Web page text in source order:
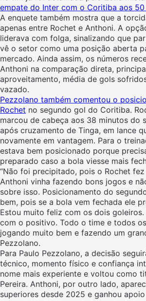
empate do Inter com o Coritiba aos
A enquete também mostra que a
apenas entre Rochet e Anthoni. A
liderava com folga, sinalizando que
vê o setor como uma posição aberta
mercado. Ainda assim, os números
Anthoni na comparação direta,
aproveitamento, média de gols
vazado.
Pezzolano também comentou o
Rochet no segundo gol do Coritiba.
marcou de cabeça aos 38 minutos do
após cruzamento de Tinga, em lance
novamente em vantagem. Para o
estava bem posicionado porque
preparado caso a bola viesse mais
“Não foi precipitado, pois o Rochet
Anthoni vinha fazendo bons jogos e
sobre isso. Posicionamento do
bem, pois se a bola vem fechada ele
Estou muito feliz com os dois
com o positivo. Todo o time e todos
jogando muito bem e fazendo um
Pezzolano.
Para Paulo Pezzolano, a decisão
técnico, momento físico e confiança
nome mais experiente e voltou como
Pereira. Anthoni, por outro lado,
superiores desde 2025 e ganhou